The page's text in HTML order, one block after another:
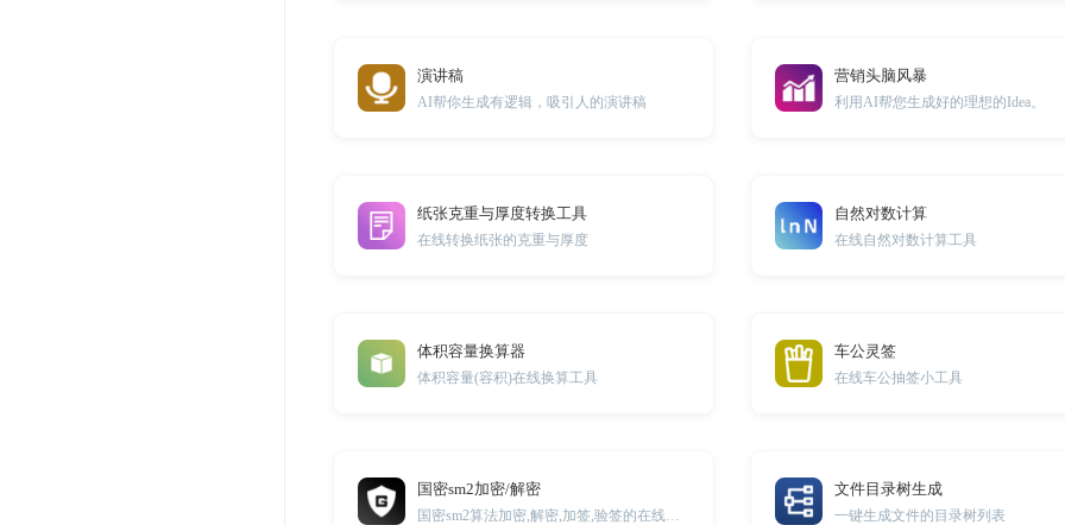
演讲稿
AI帮你生成有逻辑，吸引人的演讲稿
营销头脑风暴
利用AI帮您生成好的理想的Idea。
纸张克重与厚度转换工具
在线转换纸张的克重与厚度
自然对数计算
在线自然对数计算工具
体积容量换算器
体积容量(容积)在线换算工具
车公灵签
在线车公抽签小工具
国密sm2加密/解密 文件目录树生成
一键生成文件的目录树列表